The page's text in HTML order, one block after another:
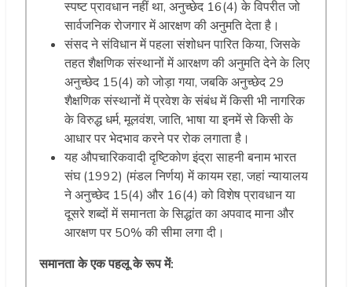
स्पष्ट प्रावधान नहीं था, अनुच्छेद 16(4) के विपरीत जो
सार्वजनिक रोजगार में आरक्षण की अनुमति देता है।
संसद ने संविधान में पहला संशोधन पारित किया, जिसके
तहत शैक्षणिक संस्थानों में आरक्षण की अनुमति देने के लिए
अनुच्छेद 15(4) को जोड़ा गया, जबकि अनुच्छेद 29
शैक्षणिक संस्थानों में प्रवेश के संबंध में किसी भी नागरिक
के विरुद्ध धर्म, मूलवंश, जाति, भाषा या इनमें से किसी के
आधार पर भेदभाव करने पर रोक लगाता है।
यह औपचारिकवादी दृष्टिकोण इंद्रा साहनी बनाम भारत
संघ (1992) (मंडल निर्णय) में कायम रहा, जहां न्यायालय
ने अनुच्छेद 15(4) और 16(4) को विशेष प्रावधान या
दूसरे शब्दों में समानता के सिद्धांत का अपवाद माना और
आरक्षण पर 50% की सीमा लगा दी।
समानताकेएकपहलूकेरूपमें: